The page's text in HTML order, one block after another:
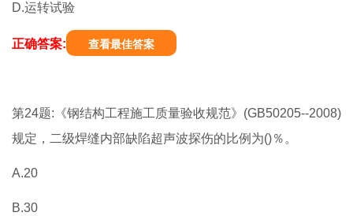
D.运转试验
正确答案: 查看最佳答案
第24题:《钢结构工程施工质量验收规范》(GB50205--2008)
规定，二级焊缝内部缺陷超声波探伤的比例为()％。
A.20
B.30